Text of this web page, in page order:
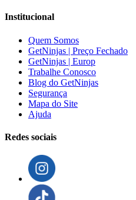
Institucional
Quem Somos
GetNinjas | Preço Fechado
GetNinjas | Europ
Trabalhe Conosco
Blog do GetNinjas
Segurança
Mapa do Site
Ajuda
Redes sociais